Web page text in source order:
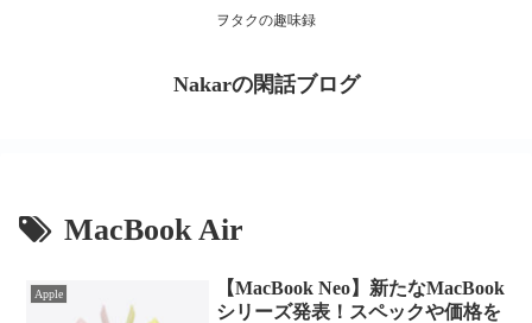
ヲタクの趣味録
Nakarの閑話ブログ
MacBook Air
Apple
【MacBook Neo】新たなMacBook
シリーズ発表！スペックや価格を